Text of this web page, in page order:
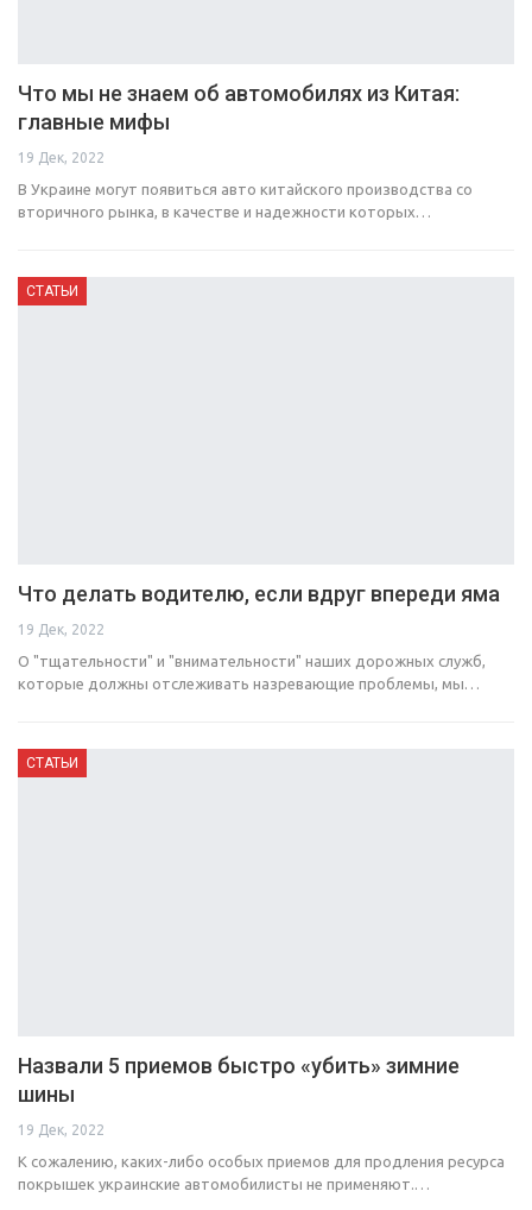
Что мы не знаем об автомобилях из Китая:
главные мифы
19 Дек, 2022
В Украине могут появиться авто китайского производства со
вторичного рынка, в качестве и надежности которых…
СТАТЬИ
Что делать водителю, если вдруг впереди яма
19 Дек, 2022
О "тщательности" и "внимательности" наших дорожных служб,
которые должны отслеживать назревающие проблемы, мы…
СТАТЬИ
Назвали 5 приемов быстро «убить» зимние
шины
19 Дек, 2022
К сожалению, каких-либо особых приемов для продления ресурса
покрышек украинские автомобилисты не применяют.…